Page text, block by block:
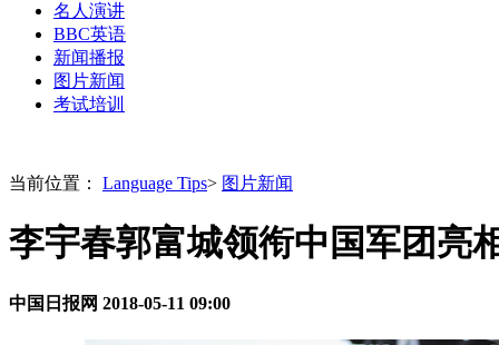
名人演讲
BBC英语
新闻播报
图片新闻
考试培训
当前位置： Language Tips> 图片新闻
李宇春郭富城领衔中国军团亮
中国日报网 2018-05-11 09:00